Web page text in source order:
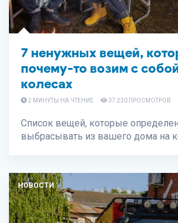
7 ненужных вещей,
почему-то возим с
колесах
2 МИНУТЫ НА ЧТЕНИЕ 37 230 ПРОСМОТРОВ
Список вещей, которые
выбрасывать из вашего дома на
НОВОСТИ